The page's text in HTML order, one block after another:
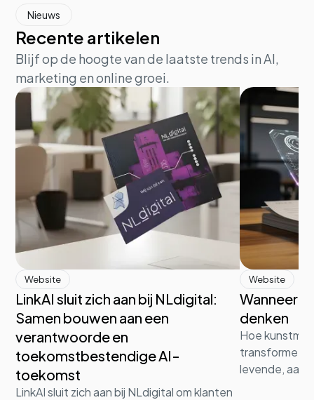
Nieuws
Recente artikelen
Blijf op de hoogte van de laatste trends in AI,
marketing en online groei.
Website
LinkAI sluit zich aan bij NLdigital:
Samen bouwen aan een
verantwoorde en
toekomstbestendige AI-
toekomst
LinkAI sluit zich aan bij NLdigital om klanten
Website
Wanneer
denken
Hoe
levende,